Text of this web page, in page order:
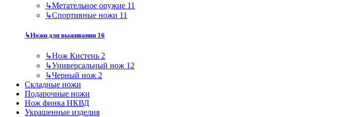
↳Метательное оружие 11
↳Спортивные ножи 11
↳Ножи для выживания 16
↳Нож Кистень 2
↳Универсальный нож 12
↳Черный нож 2
Складные ножи
Подарочные ножи
Нож финка НКВД
Украшенные изделия